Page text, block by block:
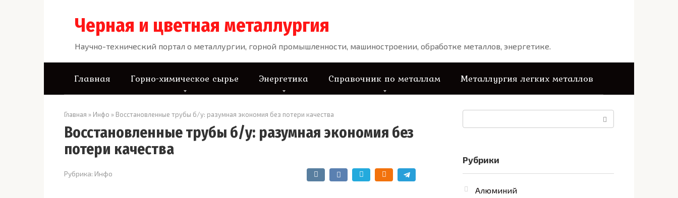
Черная и цветная металлургия
Научно-технический портал о металлургии, горной промышленности, машиностроении, обработке металлов, энергетике.
Главная Горно-химическое сырье Энергетика Справочник по металлам Металлургия легких металлов
Главная » Инфо » Восстановленные трубы б/у: разумная экономия без потери качества
Восстановленные трубы б/у: разумная экономия без
потери качества
Рубрика: Инфо
Рубрики
Алюминий